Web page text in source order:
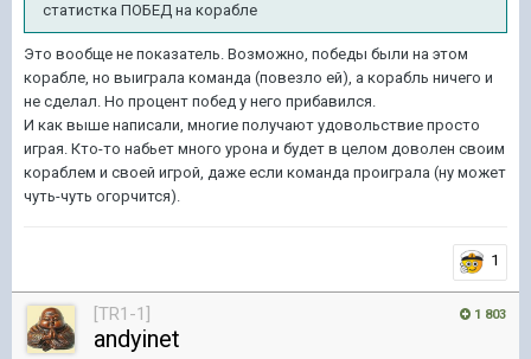
статистка ПОБЕД на корабле
Это вообще не показатель. Возможно, победы были на этом
корабле, но выиграла команда (повезло ей), а корабль ничего и
не сделал. Но процент побед у него прибавился.
И как выше написали, многие получают удовольствие просто
играя. Кто-то набьет много урона и будет в целом доволен своим
кораблем и своей игрой, даже если команда проиграла (ну может
чуть-чуть огорчится).
1
1 803
[TR1-1]
andyinet